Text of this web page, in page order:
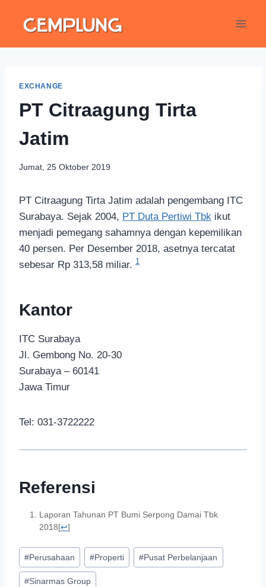
EXCHANGE
PT Citraagung Tirta
Jatim
Jumat, 25 Oktober 2019
PT Citraagung Tirta Jatim adalah pengembang ITC
Surabaya. Sejak 2004, PT Duta Pertiwi Tbk ikut
menjadi pemegang sahamnya dengan kepemilikan
40 persen. Per Desember 2018, asetnya tercatat
sebesar Rp 313,58 miliar. 1
Kantor
ITC Surabaya
Jl. Gembong No. 20-30
Surabaya – 60141
Jawa Timur
Tel: 031-3722222
Referensi
Laporan Tahunan PT Bumi Serpong Damai Tbk
2018[↩]
#Perusahaan #Properti #Pusat Perbelanjaan
#Sinarmas Group